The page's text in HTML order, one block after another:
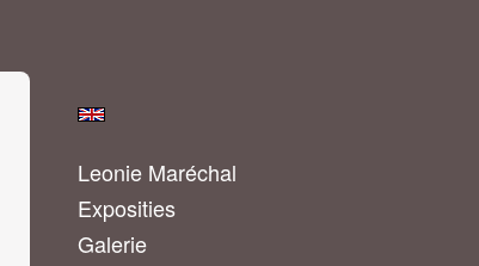
Leonie Maréchal
Exposities
Galerie